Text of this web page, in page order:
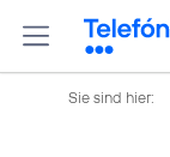
Sie sind hier: